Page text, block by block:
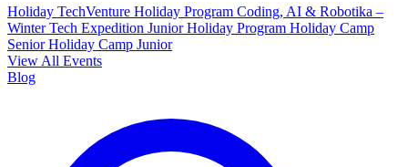
Holiday TechVenture Holiday Program Coding, AI & Robotika –
Winter Tech Expedition Junior Holiday Program Holiday Camp
SeniorHoliday Camp Junior
View All Events
Blog